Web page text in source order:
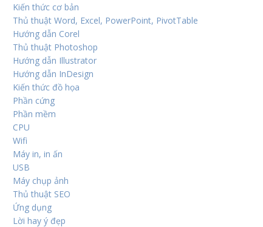
Kiến thức cơ bản
Thủ thuật Word, Excel, PowerPoint, PivotTable
Hướng dẫn Corel
Thủ thuật Photoshop
Hướng dẫn Illustrator
Hướng dẫn InDesign
Kiến thức đồ họa
Phần cứng
Phần mềm
CPU
Wifi
Máy in, in ấn
USB
Máy chụp ảnh
Thủ thuật SEO
Ứng dụng
Lời hay ý đẹp